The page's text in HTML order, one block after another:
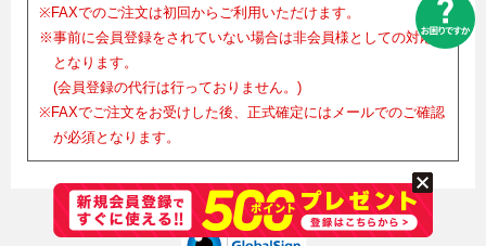
※FAXでのご注文は初回からご利用いただけます。
※事前に会員登録をされていない場合は非会員様としての対応
となります。
(会員登録の代行は行っておりません。)
※FAXでご注文をお受けした後、正式確定にはメールでのご確認
が必須となります。